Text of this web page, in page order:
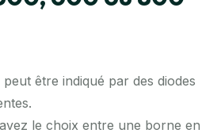
peut être indiqué par des diodes
le choix entre une borne en